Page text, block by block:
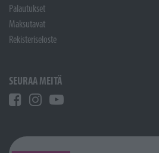
Palautukset
Maksutavat
Rekisteriseloste
SEURAA MEITÄ